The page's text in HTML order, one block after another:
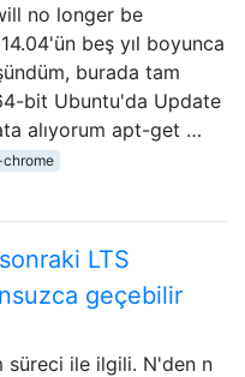
no longer be
beş yıl boyunca
burada tam
bit Ubuntu'da Update
alıyorum apt-get …
LTS
geçebilir
süreci ile ilgili. N'den n